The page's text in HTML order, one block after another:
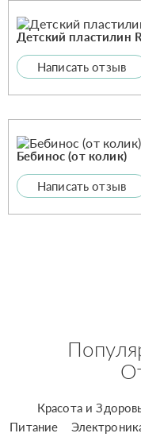
Детский пластилин
Написать отзыв
Бебинос (от колик)
Написать отзыв
Красота и
Питание